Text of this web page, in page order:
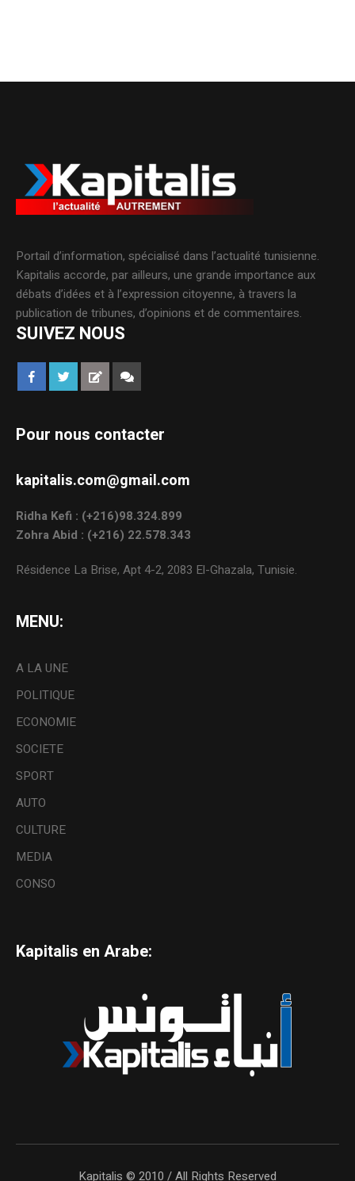
Portail d’information, spécialisé dans l’actualité tunisienne.
Kapitalis accorde, par ailleurs, une grande importance aux
débats d’idées et à l’expression citoyenne, à travers la
publication de tribunes, d’opinions et de commentaires.
SUIVEZ NOUS
Pour nous contacter
kapitalis.com@gmail.com
Ridha Kefi : (+216)98.324.899
Zohra Abid : (+216) 22.578.343
Résidence La Brise, Apt 4-2, 2083 El-Ghazala, Tunisie.
MENU:
A LA UNE
POLITIQUE
ECONOMIE
SOCIETE
SPORT
AUTO
CULTURE
MEDIA
CONSO
Kapitalis en Arabe:
Kapitalis © 2010 / All Rights Reserved